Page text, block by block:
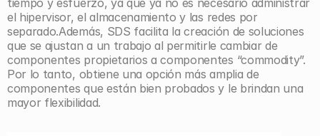
tiempo y esfuerzo, ya que ya no es necesario administrar
el hipervisor, el almacenamiento y las redes por
separado.Además, SDS facilita la creación de soluciones
que se ajustan a un trabajo al permitirle cambiar de
componentes propietarios a componentes “commodity”.
Por lo tanto, obtiene una opción más amplia de
componentes que están bien probados y le brindan una
mayor flexibilidad.